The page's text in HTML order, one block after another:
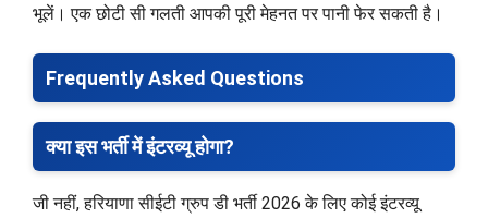
भूलें। एक छोटी सी गलती आपकी पूरी मेहनत पर पानी फेर सकती है।
Frequently Asked Questions
क्या इस भर्ती में इंटरव्यू होगा?
जी नहीं, हरियाणा सीईटी ग्रुप डी भर्ती 2026 के लिए कोई इंटरव्यू